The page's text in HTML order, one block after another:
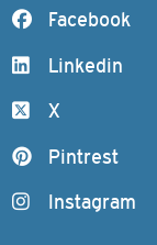
Facebook
Linkedin
X
Pintrest
Instagram